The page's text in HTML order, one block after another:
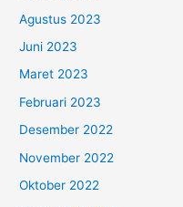
Agustus 2023
Juni 2023
Maret 2023
Februari 2023
Desember 2022
November 2022
Oktober 2022